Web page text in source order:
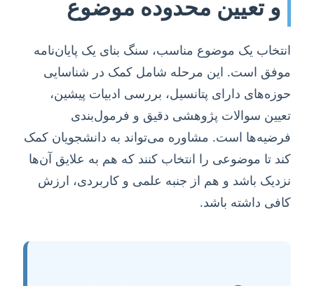
و تعیین محدوده موضوع
انتخاب یک موضوع مناسب، سنگ بنای یک پایان‌نامه
موفق است. این مرحله شامل کمک در شناسایی
حوزه‌های دارای پتانسیل، بررسی ادبیات پیشین،
تعیین سوالات پژوهشی دقیق و فرمول‌بندی
فرضیه‌ها است. مشاوره می‌تواند به دانشجویان کمک
کند تا موضوعی را انتخاب کنند که هم به علایق آن‌ها
نزدیک باشد و هم از جنبه علمی و کاربردی، ارزش
کافی داشته باشد.